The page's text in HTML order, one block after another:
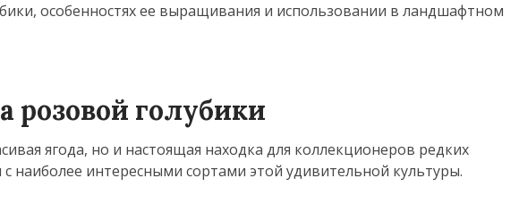
особенностях ее выращивания и использовании в ландшафтном
розовой голубики
ягода, но и настоящая находка для коллекционеров редких
наиболее интересными сортами этой удивительной культуры.